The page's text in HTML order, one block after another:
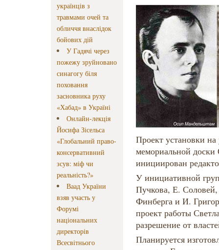
українців з
травмами очей та
обличчя внаслідок
бойових дій
У Гадячі через
пожежу зруйновано
синагогу біля
поховання
засновника руху
«Хабад» в Україні
Онлайн-лекція
Йосифа Зісельса
«Глобальний право-
консервативний
зсув: міф чи
реальність?»
Ваад України
взяв участь у
Форумі
національних
директорів
Всесвітнього
Проект установки
мемориальной
инициирован
У инициативной
Пучкова, Е.
Финберга и И.
проект работы
разрешение от
Планируется